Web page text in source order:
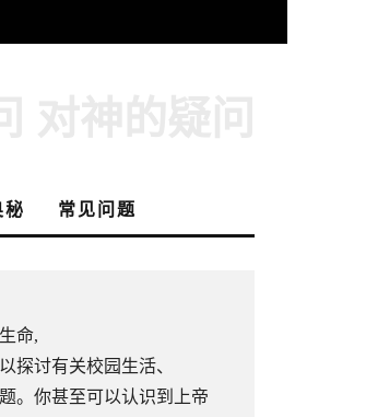
秘 常见问题
命,
探讨有关校园生活、
。你甚至可以认识到上帝